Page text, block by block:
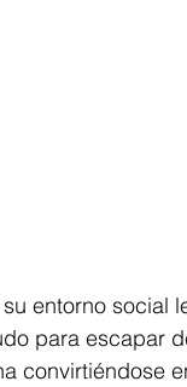
entorno social
para escapar
convirtiéndose